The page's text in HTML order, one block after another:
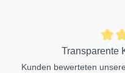
Transparente
Kunden bewerteten